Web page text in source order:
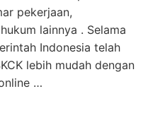
pekerjaan,
lainnya . Selama
Indonesia telah
lebih mudah dengan
…